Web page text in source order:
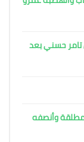
تامر حسني بعد
وأنصفه